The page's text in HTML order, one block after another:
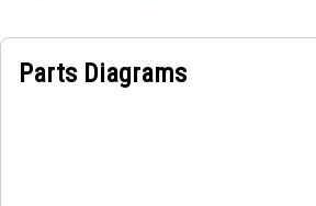
Parts Diagrams